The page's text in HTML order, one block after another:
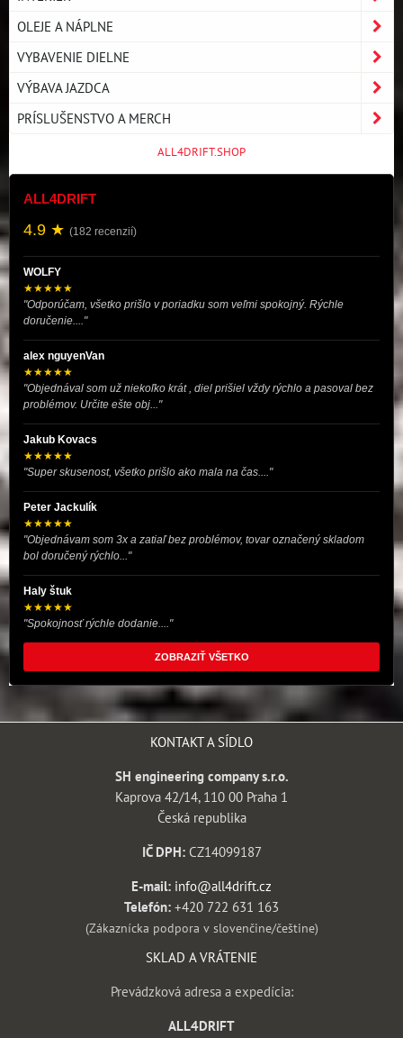
OLEJE A NÁPLNE
VYBAVENIE DIELNE
VÝBAVA JAZDCA
PRÍSLUŠENSTVO A MERCH
ALL4DRIFT.SHOP
ALL4DRIFT
4.9 ★ (182 recenzií)
WOLFY
★★★★★
"Odporúčam, všetko prišlo v poriadku som veľmi spokojný. Rýchle
doručenie...."
alex nguyenVan
★★★★★
"Objednával som už niekoľko krát , diel prišiel vždy rýchlo a pasoval bez
problémov. Určite ešte obj..."
Jakub Kovacs
★★★★★
"Super skusenost, všetko prišlo ako mala na čas...."
Peter Jackulík
★★★★★
"Objednávam som 3x a zatiaľ bez problémov, tovar označený skladom
bol doručený rýchlo..."
Haly štuk
★★★★★
"Spokojnosť rýchle dodanie...."
ZOBRAZIŤ VŠETKO
KONTAKT A SÍDLO
SH engineering company s.r.o.
Kaprova 42/14, 110 00 Praha 1
Česká republika
IČ DPH:CZ14099187
E-mail: info@all4drift.cz
Telefón: +420 722 631 163
(Zákaznícka podpora v slovenčine/češtine)
SKLAD A VRÁTENIE
Prevádzková adresa a expedícia:
ALL4DRIFT